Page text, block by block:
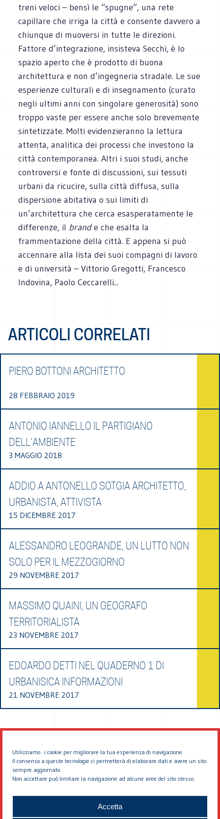
Utilizziamo i cookie per migliorare la tua esperienza di navigazione.
Il consenso a queste tecnologie ci permetterà di elaborare dati e avere un sito
sempre aggiornato.
Non accettare può limitare la navigazione ad alcune aree del sito stesso.
Accetta
treni veloci – bensì le “spugne”, una rete
capillare che irriga la città e consente davvero a
chiunque di muoversi in tutte le direzioni.
Fattore d’integrazione, insisteva Secchi, è lo
spazio aperto che è prodotto di buona
architettura e non d’ingegneria stradale. Le sue
esperienze culturali e di insegnamento (curato
negli ultimi anni con singolare generosità) sono
troppo vaste per essere anche solo brevemente
sintetizzate. Molti evidenzieranno la lettura
attenta, analitica dei processi che investono la
città contemporanea. Altri i suoi studi, anche
controversi e fonte di discussioni, sui tessuti
urbani da ricucire, sulla città diffusa, sulla
dispersione abitativa o sui limiti di
un’architettura che cerca esasperatamente le
differenze, il brande che esalta la
frammentazione della città. E appena si può
accennare alla lista dei suoi compagni di lavoro
e di università – Vittorio Gregotti, Francesco
Indovina, Paolo Ceccarelli...
ARTICOLI CORRELATI
PIERO BOTTONI ARCHITETTO
28 FEBBRAIO 2019
ANTONIO IANNELLO IL PARTIGIANO
DELL’AMBIENTE
3 MAGGIO 2018
ADDIO A ANTONELLO SOTGIA ARCHITETTO,
URBANISTA, ATTIVISTA
15 DICEMBRE 2017
ALESSANDRO LEOGRANDE, UN LUTTO NON
SOLO PER IL MEZZOGIORNO
29 NOVEMBRE 2017
MASSIMO QUAINI, UN GEOGRAFO
TERRITORIALISTA
23 NOVEMBRE 2017
EDOARDO DETTI NEL QUADERNO 1 DI
URBANISICA INFORMAZIONI
21 NOVEMBRE 2017
© 2026 EDDYBURG